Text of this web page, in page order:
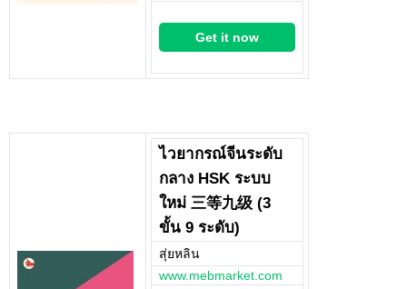
Get it now
ไวยากรณ์จีนระดับ
กลาง HSK ระบบ
ใหม่ 三等九级 (3
ขั้น 9 ระดับ)
สุ่ยหลิน
www.mebmarket.com